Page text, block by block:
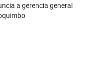
a gerencia general